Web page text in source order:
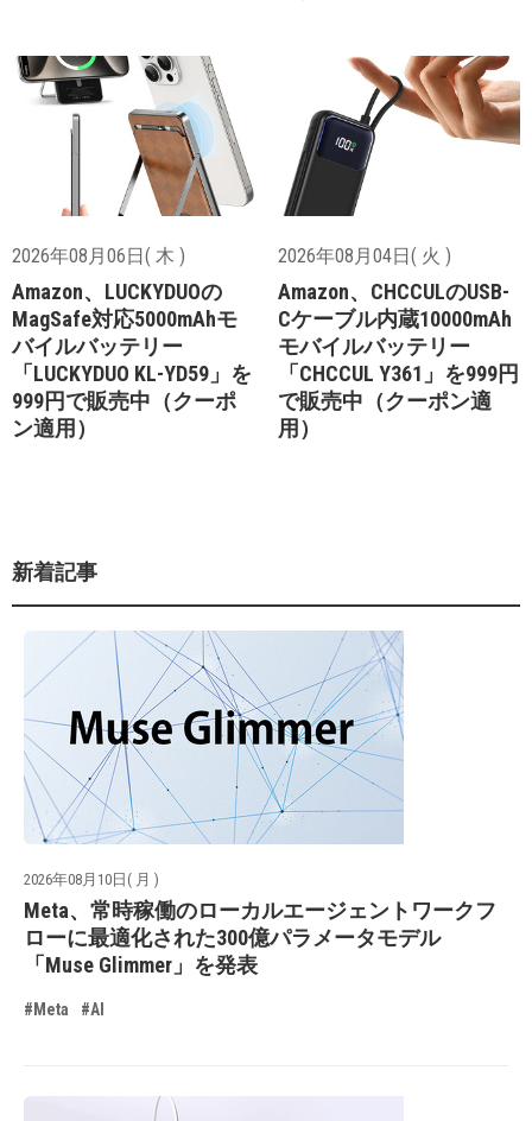
2026年08月06日( 木 )
Amazon、LUCKYDUOの
MagSafe対応5000mAhモ
バイルバッテリー
「LUCKYDUO KL-YD59」を
999円で販売中（クーポ
ン適用）
2026年08月04日( 火 )
Amazon、CHCCULのUSB-
Cケーブル内蔵10000mAh
モバイルバッテリー
「CHCCUL Y361」を999円
で販売中（クーポン適
用）
新着記事
2026年08月10日( 月 )
Meta、常時稼働のローカルエージェントワークフ
ローに最適化された300億パラメータモデル
「Muse Glimmer」を発表
#Meta #AI